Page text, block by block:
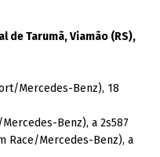
de Tarumã, Viamão (RS),
Mercedes-Benz), 18
Benz), a 2s587
Race/Mercedes-Benz), a